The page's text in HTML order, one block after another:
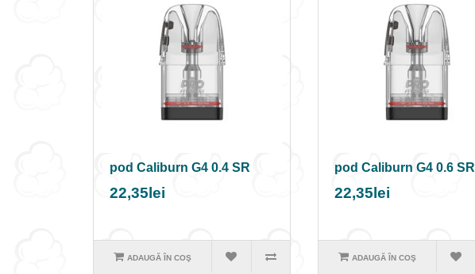
pod Caliburn G4 0.4 SR
22,35lei
ADAUGĂ ÎN COŞ
pod Caliburn G4 0.6 SR
22,35lei
ADAUGĂ ÎN COŞ